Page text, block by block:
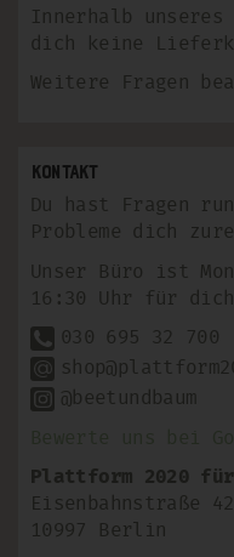
Innerhalb
dich keine
Weitere Fragen
Kontakt
Du hast Fragen
Probleme dich
Unser Büro ist
16:30 Uhr für
030 695 32 700
@beetundbaum
Plattform 2020 für
Eisenbahnstraße
10997 Berlin